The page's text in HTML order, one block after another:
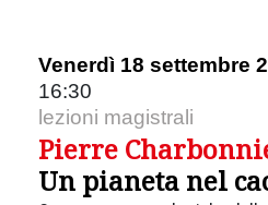
Venerdì 18 settembre
16:30
lezioni magistrali
Pierre
Un pianeta nel